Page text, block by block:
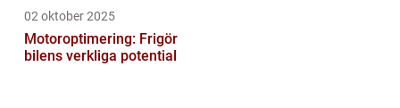
02 oktober 2025
Motoroptimering: Frigör
bilens verkliga potential